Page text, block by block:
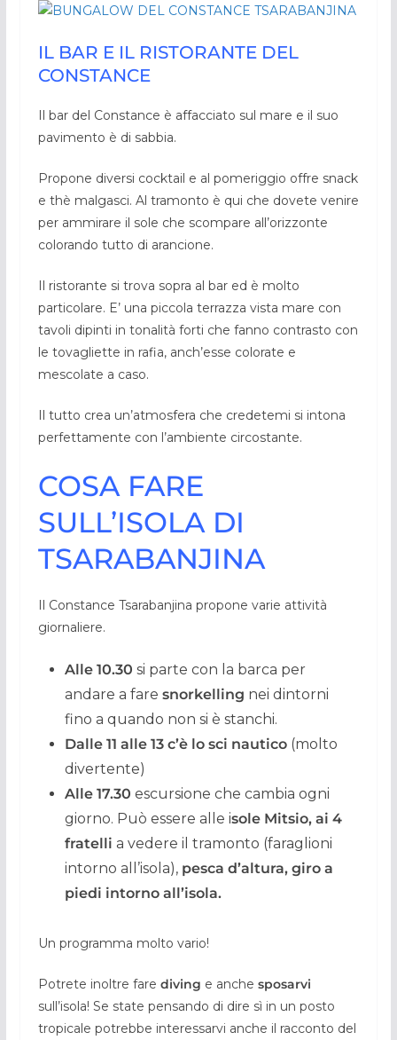
IL BAR E IL RISTORANTE DEL
CONSTANCE
Il bar del Constance è affacciato sul mare e il suo
pavimento è di sabbia.
Propone diversi cocktail e al pomeriggio offre snack
e thè malgasci. Al tramonto è qui che dovete venire
per ammirare il sole che scompare all’orizzonte
colorando tutto di arancione.
Il ristorante si trova sopra al bar ed è molto
particolare. E’ una piccola terrazza vista mare con
tavoli dipinti in tonalità forti che fanno contrasto con
le tovagliette in rafia, anch’esse colorate e
mescolate a caso.
Il tutto crea un’atmosfera che credetemi si intona
perfettamente con l’ambiente circostante.
COSA FARE
SULL’ISOLA DI
TSARABANJINA
Il Constance Tsarabanjina propone varie attività
giornaliere.
Alle 10.30 si parte con la barca per
andare a fare snorkelling nei dintorni
fino a quando non si è stanchi.
Dalle 11 alle 13 c’è lo sci nautico(molto
divertente)
Alle 17.30 escursione che cambia ogni
giorno. Può essere alle isole Mitsio, ai 4
fratelli a vedere il tramonto (faraglioni
intorno all’isola), pesca d’altura, giro a
piedi intorno all’isola.
Un programma molto vario!
Potrete inoltre fare diving e anche sposarvi
sull’isola! Se state pensando di dire sì in un posto
tropicale potrebbe interessarvi anche il racconto del